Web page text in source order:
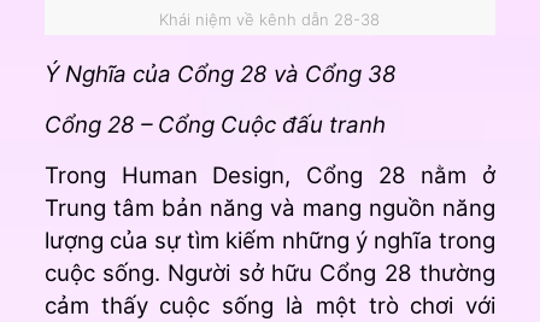
Khái niệm về kênh dẫn 28-38
Ý Nghĩa của Cổng 28 và Cổng 38
Cổng 28 – Cổng Cuộc đấu tranh
Trong Human Design, Cổng 28 nằm ở
Trung tâm bản năng và mang nguồn năng
lượng của sự tìm kiếm những ý nghĩa trong
cuộc sống. Người sở hữu Cổng 28 thường
cảm thấy cuộc sống là một trò chơi với